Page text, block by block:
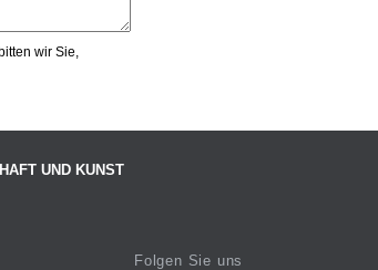
wir Sie,
UND KUNST
Folgen Sie uns